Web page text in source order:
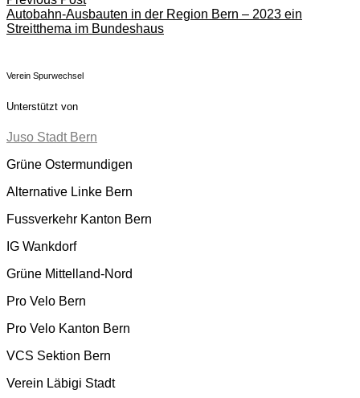
Autobahn-Ausbauten in der Region Bern – 2023 ein
Streitthema im Bundeshaus
Verein Spurwechsel
Unterstützt von
Juso Stadt Bern
Grüne Ostermundigen
Alternative Linke Bern
Fussverkehr Kanton Bern
IG Wankdorf
Grüne Mittelland-Nord
Pro Velo Bern
Pro Velo Kanton Bern
VCS Sektion Bern
Verein Läbigi Stadt